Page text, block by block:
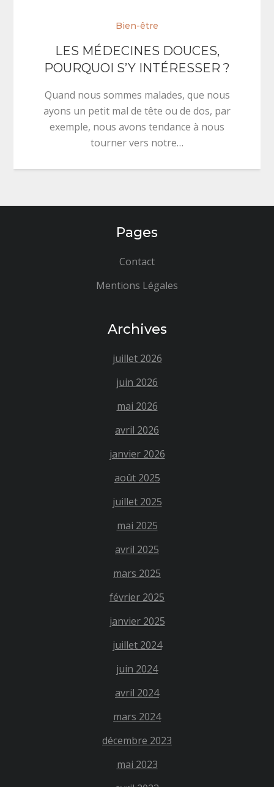
Bien-être
LES MÉDECINES DOUCES,
POURQUOI S’Y INTÉRESSER ?
Quand nous sommes malades, que nous
ayons un petit mal de tête ou de dos, par
exemple, nous avons tendance à nous
tourner vers notre…
Pages
Contact
Mentions Légales
Archives
juillet 2026
juin 2026
mai 2026
avril 2026
janvier 2026
août 2025
juillet 2025
mai 2025
avril 2025
mars 2025
février 2025
janvier 2025
juillet 2024
juin 2024
avril 2024
mars 2024
décembre 2023
mai 2023